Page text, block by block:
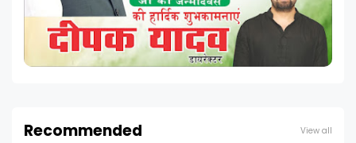
Recommended View all